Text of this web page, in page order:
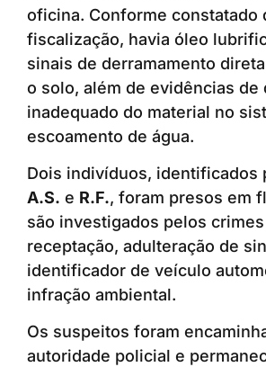
oficina. Conforme constatado
fiscalização, havia óleo
sinais de derramamento
o solo, além de evidências de
inadequado do material no
escoamento de água.
Dois indivíduos, identificados
A.S. e R.F., foram presos em
são investigados pelos
receptação, adulteração de
identificador de veículo
infração ambiental.
Os suspeitos foram
autoridade policial e